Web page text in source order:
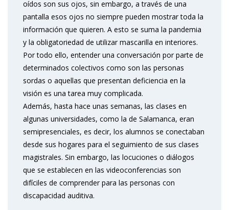
oídos son sus ojos, sin embargo, a través de una
pantalla esos ojos no siempre pueden mostrar toda la
información que quieren. A esto se suma la pandemia
y la obligatoriedad de utilizar mascarilla en interiores.
Por todo ello, entender una conversación por parte de
determinados colectivos como son las personas
sordas o aquellas que presentan deficiencia en la
visión es una tarea muy complicada.
Además, hasta hace unas semanas, las clases en
algunas universidades, como la de Salamanca, eran
semipresenciales, es decir, los alumnos se conectaban
desde sus hogares para el seguimiento de sus clases
magistrales. Sin embargo, las locuciones o diálogos
que se establecen en las videoconferencias son
difíciles de comprender para las personas con
discapacidad auditiva.